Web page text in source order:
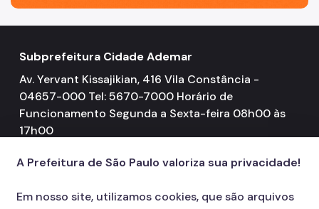
Subprefeitura Cidade Ademar
Av. Yervant Kissajikian, 416 Vila Constância -
04657-000 Tel: 5670-7000 Horário de
Funcionamento Segunda a Sexta-feira 08h00 às
17h00
A Prefeitura de São Paulo valoriza sua privacidade!
Em nosso site, utilizamos cookies, que são arquivos